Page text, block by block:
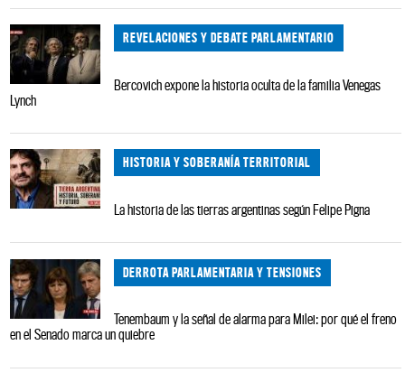
REVELACIONES Y DEBATE PARLAMENTARIO
Bercovich expone la historia oculta de la familia Venegas
Lynch
HISTORIA Y SOBERANÍA TERRITORIAL
La historia de las tierras argentinas según Felipe Pigna
DERROTA PARLAMENTARIA Y TENSIONES
Tenembaum y la señal de alarma para Milei: por qué el freno
en el Senado marca un quiebre